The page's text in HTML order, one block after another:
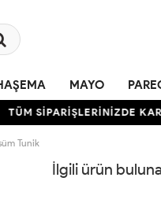
MAYO
TÜM SİPARİŞLERİNİZDE
Tunik
İlgili ürün